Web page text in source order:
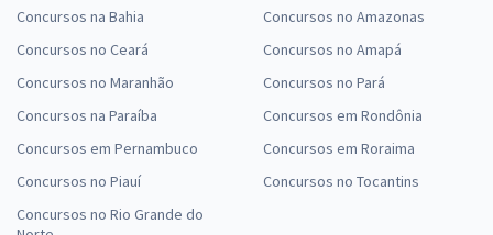
Concursos na Bahia
Concursos no Ceará
Concursos no Maranhão
Concursos na Paraíba
Concursos em Pernambuco
Concursos no Piauí
Concursos no Rio Grande do
Concursos no Amazonas
Concursos no Amapá
Concursos no Pará
Concursos em Rondônia
Concursos em Roraima
Concursos no Tocantins